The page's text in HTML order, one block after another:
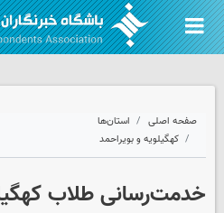
صفحه اصلی
استان‌ها
کهگیلویه و بویراحمد
خدمت‌رسانی طلاب